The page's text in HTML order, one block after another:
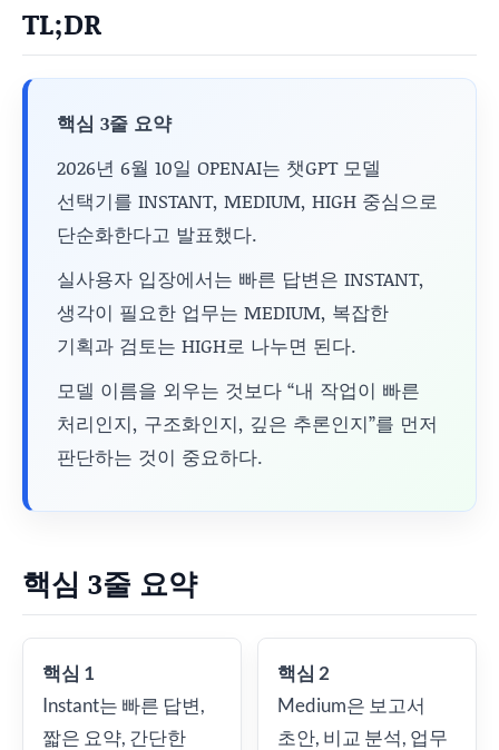
TL;DR
핵심 3줄 요약
2026년 6월 10일 OPENAI는 챗GPT 모델
선택기를 INSTANT, MEDIUM, HIGH 중심으로
단순화한다고 발표했다.
실사용자 입장에서는 빠른 답변은 INSTANT,
생각이 필요한 업무는 MEDIUM, 복잡한
기획과 검토는 HIGH로 나누면 된다.
모델 이름을 외우는 것보다 “내 작업이 빠른
처리인지, 구조화인지, 깊은 추론인지”를 먼저
판단하는 것이 중요하다.
핵심 3줄 요약
핵심 1
Instant는 빠른 답변,
짧은 요약, 간단한
핵심 2
Medium은 보고서
초안, 비교 분석, 업무